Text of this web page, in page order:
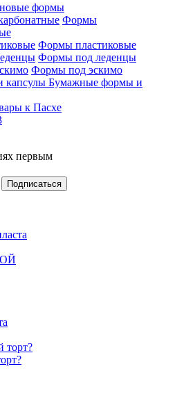
формы
Формы
Формы пластиковые
Формы под леденцы
Формы под эскимо
Бумажные формы и
к Пасхе
первым